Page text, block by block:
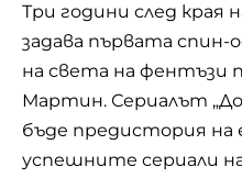
Три години след края
задава първата спин-
на света на фентъзи
Мартин. Сериалът „
бъде предистория на
успешните сериали